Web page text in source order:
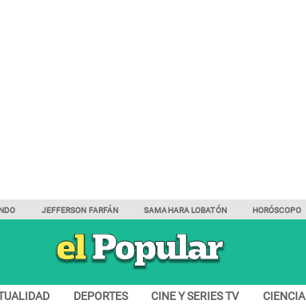
JEFFERSON FARFÁN SAMAHARA LOBATÓN HORÓSCOPO
DEPORTES CINE Y SERIES TV CIENCIA